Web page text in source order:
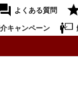
よくある質問
キャンペーン